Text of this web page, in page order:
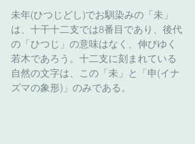
未年(ひつじどし)でお馴染みの「未」
は、十干十二支では8番目であり、後代
の「ひつじ」の意味はなく、伸びゆく
若木であろう。十二支に刻まれている
自然の文字は、この「未」と「申(イナ
ズマの象形)」のみである。